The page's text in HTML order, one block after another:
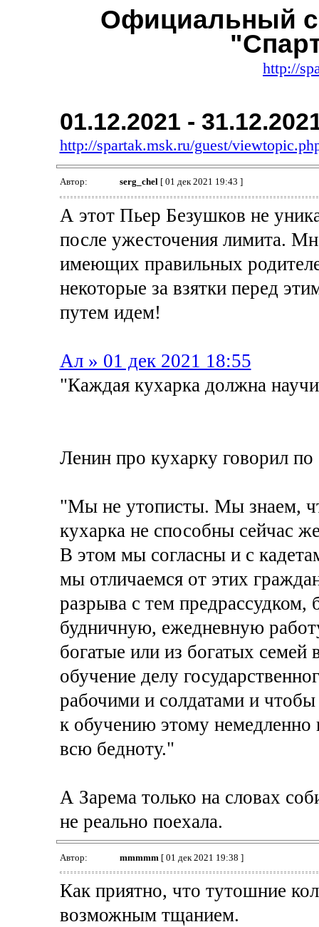
Официальный
http://
01.12.2021 -
http://spartak.msk.ru/guest/
Автор: serg_chel[ 01 дек 2021 19:43 ]
А этот Пьер Безушков не
после ужесточения лимита.
имеющих правильных
некоторые за взятки перед
путем идем!
Ал » 01 дек 2021 18:55
"Каждая кухарка должна
Ленин про кухарку говорил
"Мы не утописты. Мы знаем,
кухарка не способны сейчас
В этом мы согласны и с
мы отличаемся от этих
разрыва с тем предрассудком,
будничную, ежедневную
богатые или из богатых
обучение делу
рабочими и солдатами и
к обучению этому немедленно
всю бедноту."
А Зарема только на словах
не реально поехала.
Автор: mmmmm [ 01 дек 2021 19:38 ]
Как приятно, что тутошние
возможным тщанием.